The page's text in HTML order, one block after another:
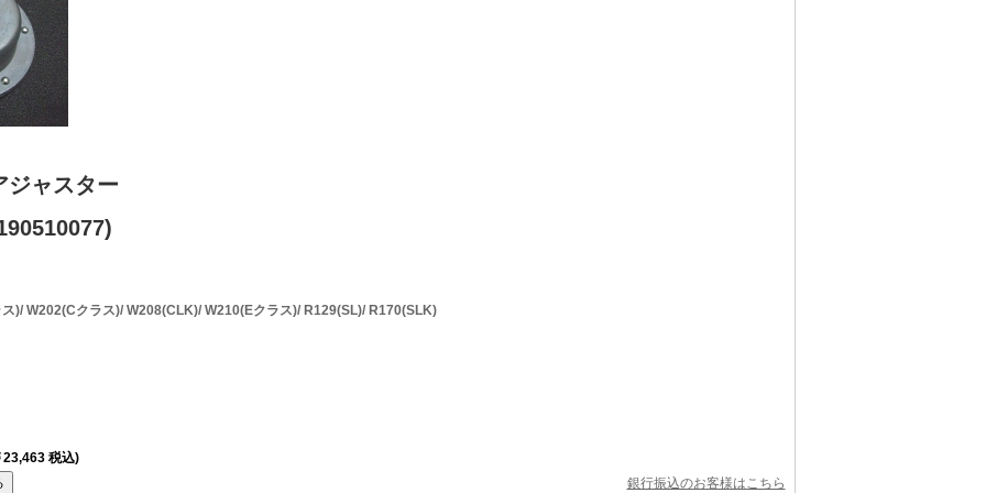
ジャスター
)/ W202(Cクラス)/ W208(CLK)/ W210(Eクラス)/ R129(SL)/ R170(SLK)
税込)
銀行振込のお客様はこちら